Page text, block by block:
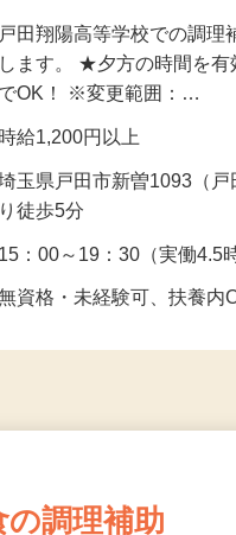
戸田翔陽高等学校での調
でOK！ ※変更範囲：…
時給1,200円以上
り徒歩5分
15：00～19：30（実働
無資格・未経験可、扶養